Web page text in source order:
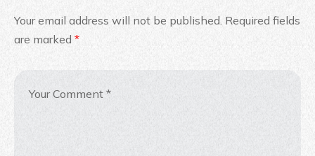
Your email address will not be published. Required fields
are marked *